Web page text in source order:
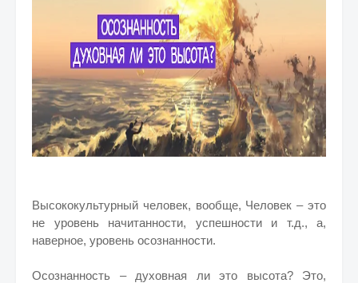
Высококультурный человек, вообще, Человек – это
не уровень начитанности, успешности и т.д., а,
наверное, уровень осознанности.
Осознанность – духовная ли это высота? Это,